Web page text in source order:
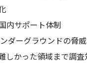
内サポート体制
ダーグラウンドの
かった領域まで調